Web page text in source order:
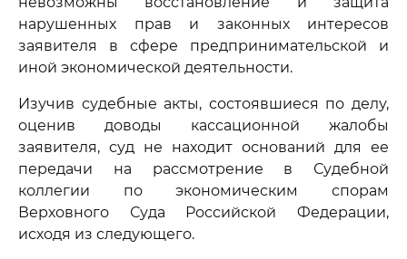
нарушенных прав и законных интересов
заявителя в сфере предпринимательской и
иной экономической деятельности.
Изучив судебные акты, состоявшиеся по делу,
оценив доводы кассационной жалобы
заявителя, суд не находит оснований для ее
передачи на рассмотрение в Судебной
коллегии по экономическим спорам
Верховного Суда Российской Федерации,
исходя из следующего.